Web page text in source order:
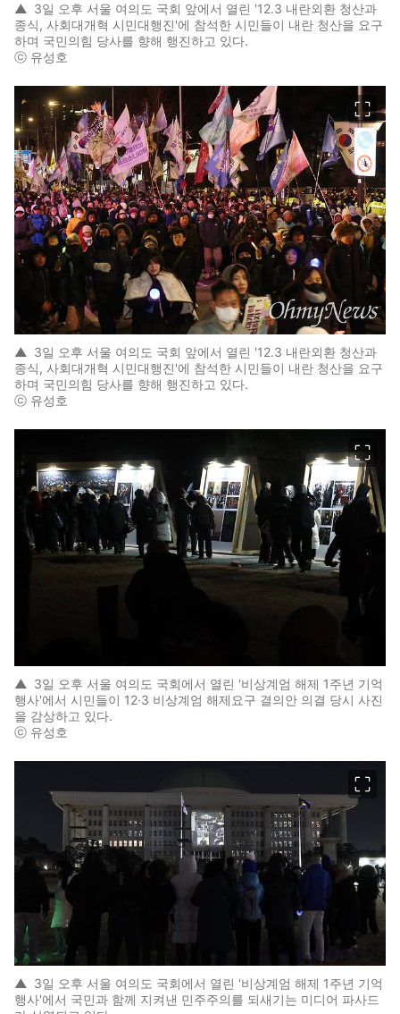
▲ 3일 오후 서울 여의도 국회 앞에서 열린 '12.3 내란외환 청산과
종식, 사회대개혁 시민대행진'에 참석한 시민들이 내란 청산을 요구
하며 국민의힘 당사를 향해 행진하고 있다.
ⓒ 유성호
▲ 3일 오후 서울 여의도 국회 앞에서 열린 '12.3 내란외환 청산과
종식, 사회대개혁 시민대행진'에 참석한 시민들이 내란 청산을 요구
하며 국민의힘 당사를 향해 행진하고 있다.
ⓒ 유성호
▲ 3일 오후 서울 여의도 국회에서 열린 '비상계엄 해제 1주년 기억
행사'에서 시민들이 12·3 비상계엄 해제요구 결의안 의결 당시 사진
을 감상하고 있다.
ⓒ 유성호
▲ 3일 오후 서울 여의도 국회에서 열린 '비상계엄 해제 1주년 기억
행사'에서 국민과 함께 지켜낸 민주주의를 되새기는 미디어 파사드